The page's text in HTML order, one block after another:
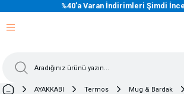
%40’a Varan İndirimleri Şimdi
AYAKKABI Termos Mug & Bardak